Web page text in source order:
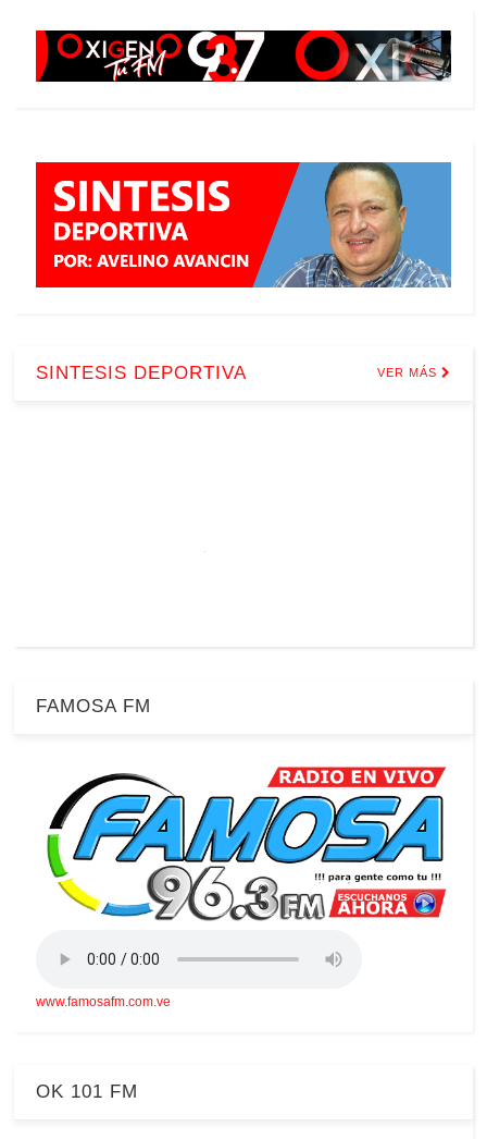
SINTESIS DEPORTIVA VER MÁS
FAMOSA FM
www.famosafm.com.ve
OK 101 FM